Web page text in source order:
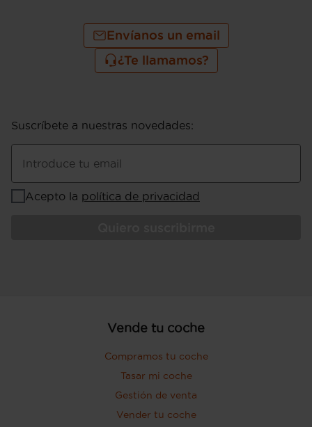
Envíanos un email
¿Te llamamos?
Suscríbete a nuestras novedades:
Introduce tu email
Acepto la política de privacidad
Vende tu coche
Compramos tu coche
Tasar mi coche
Gestión de venta
Vender tu coche